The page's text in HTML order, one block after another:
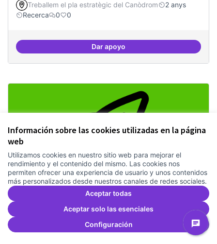
Información sobre las cookies utilizadas en la página
web
Utilizamos cookies en nuestro sitio web para mejorar el
rendimiento y el contenido del mismo. Las cookies nos
permiten ofrecer una experiencia de usuario y unos contenidos
más personalizados desde nuestros canales de redes sociales.
Aceptar todas
Aceptar solo las esenciales
Configuración
Treballem el pla estratègic del Canòdrom
2 anys
Recerca
0 0
Dar apoyoInvestigacions amb component
IA i drets humans
Treballem el pla estratègic del Canòdrom